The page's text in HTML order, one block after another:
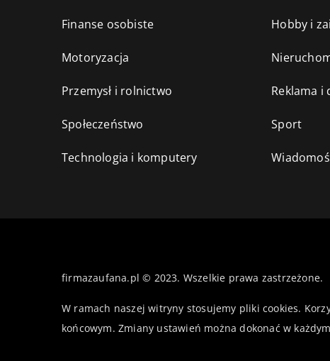
Finanse osobiste Hobby i
Motoryzacja
Przemysł i rolnictwo Reklama i
Społeczeństwo Sport
Technologia i komputery
firmazaufana.pl © 2023. Wszelkie prawa zastrzeżone.
W ramach naszej witryny stosujemy pliki cookies.
końcowym. Zmiany ustawień można dokonać w